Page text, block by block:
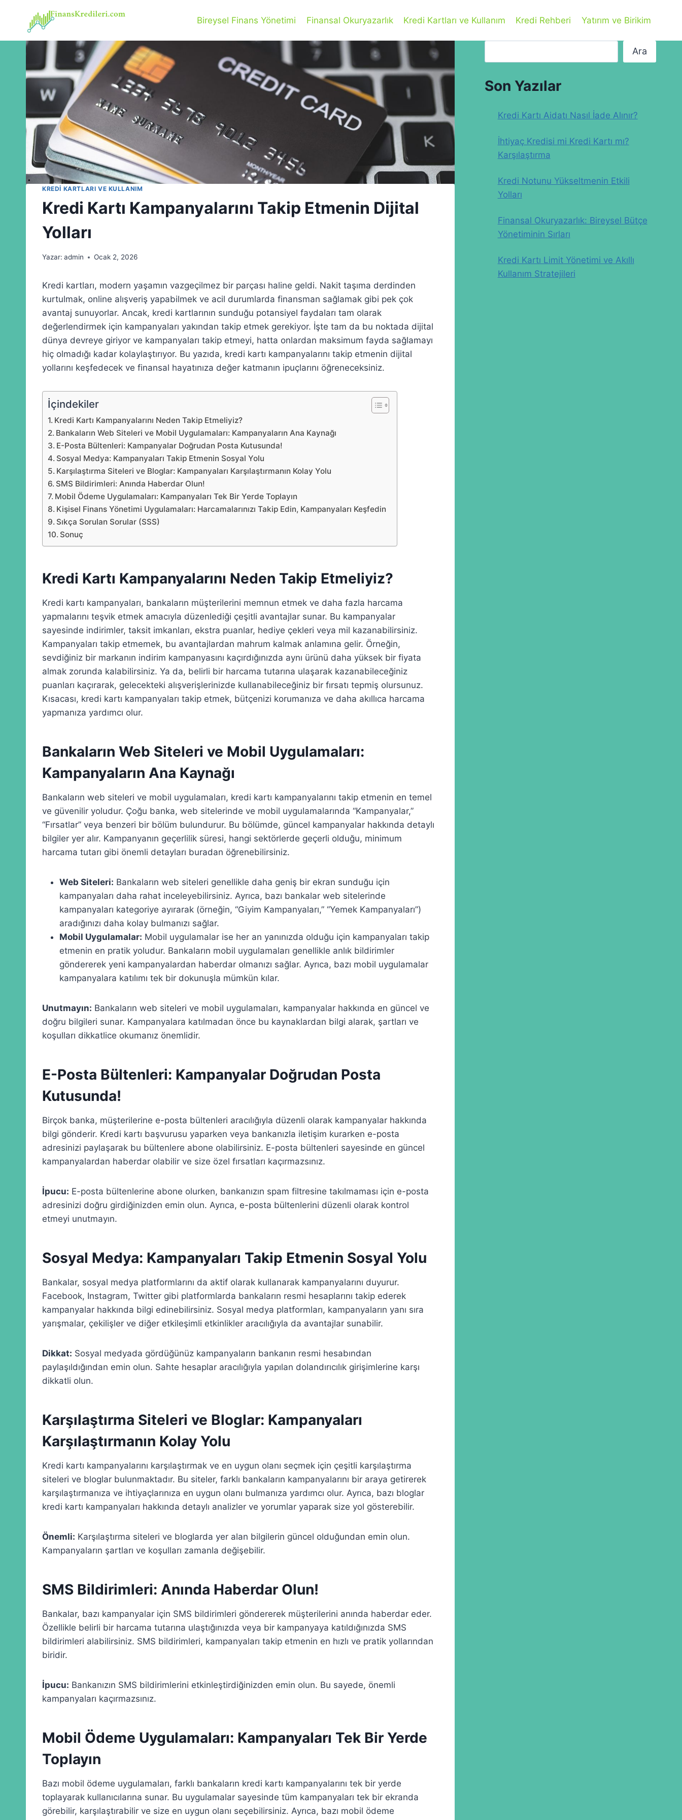
content
Bireysel Finans Yönetimi Finansal Okuryazarlık Kredi Kartları ve Kullanım Kredi Rehberi Yatırım ve Birikim
KREDI KARTLARI VE KULLANIM
Kredi Kartı Kampanyalarını Takip Etmenin Dijital
Yolları
Yazar: admin Ocak 2, 2026
Kredi kartları, modern yaşamın vazgeçilmez bir parçası haline geldi. Nakit taşıma derdinden
kurtulmak, online alışveriş yapabilmek ve acil durumlarda finansman sağlamak gibi pek çok
avantaj sunuyorlar. Ancak, kredi kartlarının sunduğu potansiyel faydaları tam olarak
değerlendirmek için kampanyaları yakından takip etmek gerekiyor. İşte tam da bu noktada dijital
dünya devreye giriyor ve kampanyaları takip etmeyi, hatta onlardan maksimum fayda sağlamayı
hiç olmadığı kadar kolaylaştırıyor. Bu yazıda, kredi kartı kampanyalarını takip etmenin dijital
yollarını keşfedecek ve finansal hayatınıza değer katmanın ipuçlarını öğreneceksiniz.
İçindekiler
Kredi Kartı Kampanyalarını Neden Takip Etmeliyiz?
Bankaların Web Siteleri ve Mobil Uygulamaları: Kampanyaların Ana Kaynağı
E-Posta Bültenleri: Kampanyalar Doğrudan Posta Kutusunda!
Sosyal Medya: Kampanyaları Takip Etmenin Sosyal Yolu
Karşılaştırma Siteleri ve Bloglar: Kampanyaları Karşılaştırmanın Kolay Yolu
SMS Bildirimleri: Anında Haberdar Olun!
Mobil Ödeme Uygulamaları: Kampanyaları Tek Bir Yerde Toplayın
Kişisel Finans Yönetimi Uygulamaları: Harcamalarınızı Takip Edin, Kampanyaları Keşfedin
Sıkça Sorulan Sorular (SSS)
Sonuç
Kredi Kartı Kampanyalarını Neden Takip Etmeliyiz?
Kredi kartı kampanyaları, bankaların müşterilerini memnun etmek ve daha fazla harcama
yapmalarını teşvik etmek amacıyla düzenlediği çeşitli avantajlar sunar. Bu kampanyalar
sayesinde indirimler, taksit imkanları, ekstra puanlar, hediye çekleri veya mil kazanabilirsiniz.
Kampanyaları takip etmemek, bu avantajlardan mahrum kalmak anlamına gelir. Örneğin,
sevdiğiniz bir markanın indirim kampanyasını kaçırdığınızda aynı ürünü daha yüksek bir fiyata
almak zorunda kalabilirsiniz. Ya da, belirli bir harcama tutarına ulaşarak kazanabileceğiniz
puanları kaçırarak, gelecekteki alışverişlerinizde kullanabileceğiniz bir fırsatı tepmiş olursunuz.
Kısacası, kredi kartı kampanyaları takip etmek, bütçenizi korumanıza ve daha akıllıca harcama
yapmanıza yardımcı olur.
Bankaların Web Siteleri ve Mobil Uygulamaları:
Kampanyaların Ana Kaynağı
Bankaların web siteleri ve mobil uygulamaları, kredi kartı kampanyalarını takip etmenin en temel
ve güvenilir yoludur. Çoğu banka, web sitelerinde ve mobil uygulamalarında “Kampanyalar,”
“Fırsatlar” veya benzeri bir bölüm bulundurur. Bu bölümde, güncel kampanyalar hakkında detaylı
bilgiler yer alır. Kampanyanın geçerlilik süresi, hangi sektörlerde geçerli olduğu, minimum
harcama tutarı gibi önemli detayları buradan öğrenebilirsiniz.
Web Siteleri: Bankaların web siteleri genellikle daha geniş bir ekran sunduğu için
kampanyaları daha rahat inceleyebilirsiniz. Ayrıca, bazı bankalar web sitelerinde
kampanyaları kategoriye ayırarak (örneğin, “Giyim Kampanyaları,” “Yemek Kampanyaları”)
aradığınızı daha kolay bulmanızı sağlar.
Mobil Uygulamalar: Mobil uygulamalar ise her an yanınızda olduğu için kampanyaları takip
etmenin en pratik yoludur. Bankaların mobil uygulamaları genellikle anlık bildirimler
göndererek yeni kampanyalardan haberdar olmanızı sağlar. Ayrıca, bazı mobil uygulamalar
kampanyalara katılımı tek bir dokunuşla mümkün kılar.
Unutmayın: Bankaların web siteleri ve mobil uygulamaları, kampanyalar hakkında en güncel ve
doğru bilgileri sunar. Kampanyalara katılmadan önce bu kaynaklardan bilgi alarak, şartları ve
koşulları dikkatlice okumanız önemlidir.
E-Posta Bültenleri: Kampanyalar Doğrudan Posta
Kutusunda!
Birçok banka, müşterilerine e-posta bültenleri aracılığıyla düzenli olarak kampanyalar hakkında
bilgi gönderir. Kredi kartı başvurusu yaparken veya bankanızla iletişim kurarken e-posta
adresinizi paylaşarak bu bültenlere abone olabilirsiniz. E-posta bültenleri sayesinde en güncel
kampanyalardan haberdar olabilir ve size özel fırsatları kaçırmazsınız.
İpucu: E-posta bültenlerine abone olurken, bankanızın spam filtresine takılmaması için e-posta
adresinizi doğru girdiğinizden emin olun. Ayrıca, e-posta bültenlerini düzenli olarak kontrol
etmeyi unutmayın.
Sosyal Medya: Kampanyaları Takip Etmenin Sosyal Yolu
Bankalar, sosyal medya platformlarını da aktif olarak kullanarak kampanyalarını duyurur.
Facebook, Instagram, Twitter gibi platformlarda bankaların resmi hesaplarını takip ederek
kampanyalar hakkında bilgi edinebilirsiniz. Sosyal medya platformları, kampanyaların yanı sıra
yarışmalar, çekilişler ve diğer etkileşimli etkinlikler aracılığıyla da avantajlar sunabilir.
Dikkat: Sosyal medyada gördüğünüz kampanyaların bankanın resmi hesabından
paylaşıldığından emin olun. Sahte hesaplar aracılığıyla yapılan dolandırıcılık girişimlerine karşı
dikkatli olun.
Karşılaştırma Siteleri ve Bloglar: Kampanyaları
Karşılaştırmanın Kolay Yolu
Kredi kartı kampanyalarını karşılaştırmak ve en uygun olanı seçmek için çeşitli karşılaştırma
siteleri ve bloglar bulunmaktadır. Bu siteler, farklı bankaların kampanyalarını bir araya getirerek
karşılaştırmanıza ve ihtiyaçlarınıza en uygun olanı bulmanıza yardımcı olur. Ayrıca, bazı bloglar
kredi kartı kampanyaları hakkında detaylı analizler ve yorumlar yaparak size yol gösterebilir.
Önemli: Karşılaştırma siteleri ve bloglarda yer alan bilgilerin güncel olduğundan emin olun.
Kampanyaların şartları ve koşulları zamanla değişebilir.
SMS Bildirimleri: Anında Haberdar Olun!
Bankalar, bazı kampanyalar için SMS bildirimleri göndererek müşterilerini anında haberdar eder.
Özellikle belirli bir harcama tutarına ulaştığınızda veya bir kampanyaya katıldığınızda SMS
bildirimleri alabilirsiniz. SMS bildirimleri, kampanyaları takip etmenin en hızlı ve pratik yollarından
biridir.
İpucu: Bankanızın SMS bildirimlerini etkinleştirdiğinizden emin olun. Bu sayede, önemli
kampanyaları kaçırmazsınız.
Mobil Ödeme Uygulamaları: Kampanyaları Tek Bir Yerde
Toplayın
Bazı mobil ödeme uygulamaları, farklı bankaların kredi kartı kampanyalarını tek bir yerde
toplayarak kullanıcılarına sunar. Bu uygulamalar sayesinde tüm kampanyaları tek bir ekranda
görebilir, karşılaştırabilir ve size en uygun olanı seçebilirsiniz. Ayrıca, bazı mobil ödeme
Ara
Son Yazılar
Kredi Kartı Aidatı Nasıl İade Alınır?
İhtiyaç Kredisi mi Kredi Kartı mı?
Karşılaştırma
Kredi Notunu Yükseltmenin Etkili
Yolları
Finansal Okuryazarlık: Bireysel Bütçe
Yönetiminin Sırları
Kredi Kartı Limit Yönetimi ve Akıllı
Kullanım Stratejileri